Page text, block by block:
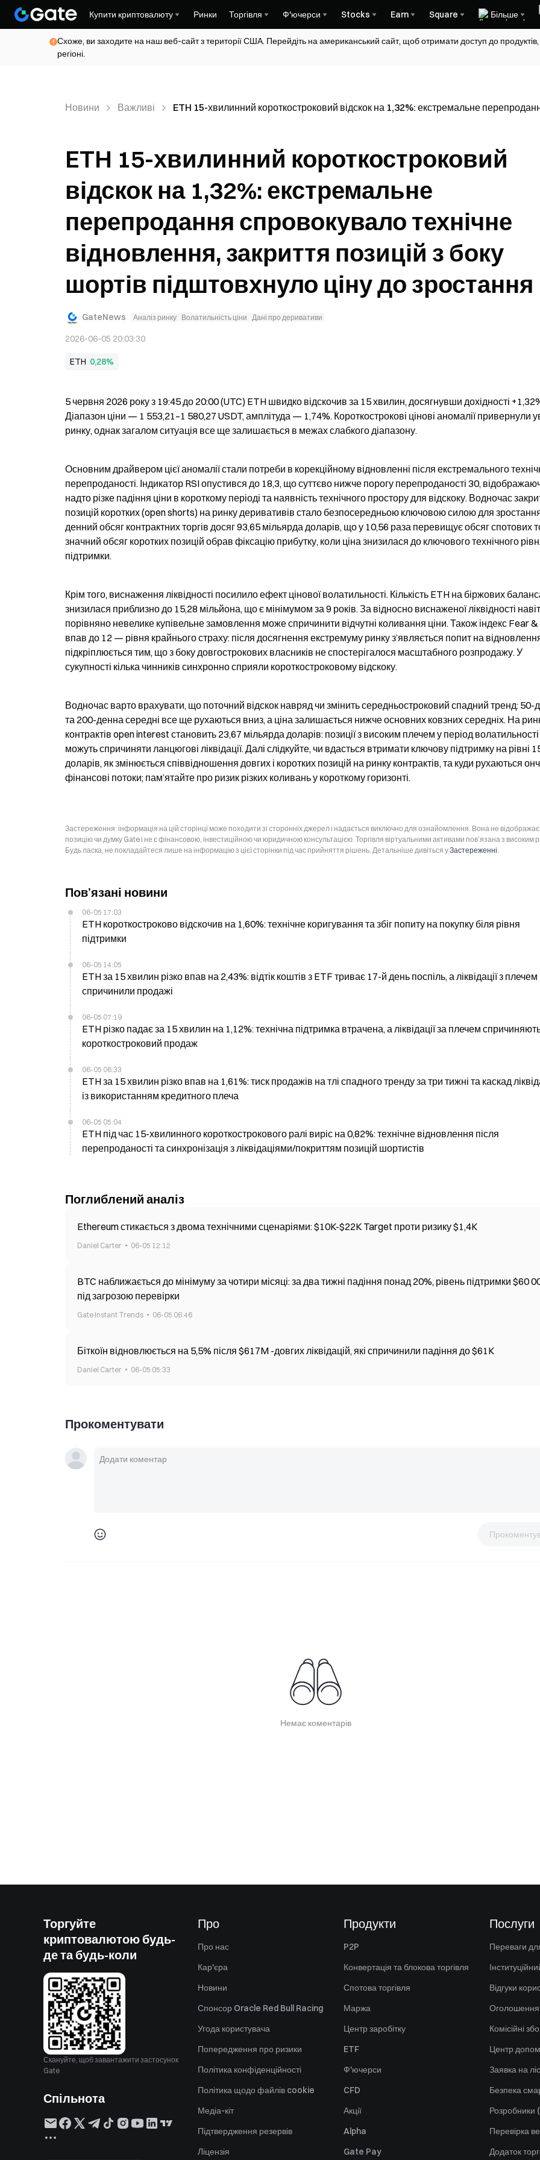
Купити криптовалюту Ринки Торгівля Ф'ючерси Stocks Earn Square Більше
Схоже, ви заходите на наш веб-сайт з території США. Перейдіть на американський сайт, щоб отримати доступ до
регіоні.
Новини Важливі ETH 15-хвилинний короткостроковий відскок на 1,32%: екстремальне
ETH 15-хвилинний короткостроковий
відскок на 1,32%: екстремальне
перепродання спровокувало технічне
відновлення, закриття позицій з боку
шортів підштовхнуло ціну до зростання
GateNews Аналіз ринку Волатильність ціни Дані про деривативи
2026-06-05 20:03:30
ETH 0,28%
5 червня 2026 року з 19:45 до 20:00 (UTC) ETH швидко відскочив за 15 хвилин, досягнувши дохідності
Діапазон ціни — 1 553,21–1 580,27 USDT, амплітуда — 1,74%. Короткострокові цінові аномалії привернули
ринку, однак загалом ситуація все ще залишається в межах слабкого діапазону.
Основним драйвером цієї аномалії стали потреби в корекційному відновленні після екстремального
перепроданості. Індикатор RSI опустився до 18,3, що суттєво нижче порогу перепроданості 30,
надто різке падіння ціни в короткому періоді та наявність технічного простору для відскоку. Водночас
позицій коротких (open shorts) на ринку деривативів стало безпосередньою ключовою силою для
денний обсяг контрактних торгів досяг 93,65 мільярда доларів, що у 10,56 раза перевищує обсяг спотових
значний обсяг коротких позицій обрав фіксацію прибутку, коли ціна знизилася до ключового технічного
підтримки.
Крім того, виснаження ліквідності посилило ефект цінової волатильності. Кількість ETH на біржових
знизилася приблизно до 15,28 мільйона, що є мінімумом за 9 років. За відносно виснаженої ліквідності
порівняно невелике купівельне замовлення може спричинити відчутні коливання ціни. Також індекс Fear
впав до 12 — рівня крайнього страху: після досягнення екстремуму ринку з’являється попит на
підкріплюється тим, що з боку довгострокових власників не спостерігалося масштабного розпродажу. У
сукупності кілька чинників синхронно сприяли короткостроковому відскоку.
Водночас варто врахувати, що поточний відскок навряд чи змінить середньостроковий спадний тренд: 50-
та 200-денна середні все ще рухаються вниз, а ціна залишається нижче основних ковзних середніх. На
контрактів open interest становить 23,67 мільярда доларів: позиції з високим плечем у період
можуть спричиняти ланцюгові ліквідації. Далі слідкуйте, чи вдасться втримати ключову підтримку на рівні
доларів, як змінюється співвідношення довгих і коротких позицій на ринку контрактів, та куди рухаються
фінансові потоки; пам’ятайте про ризик різких коливань у короткому горизонті.
Застереження: інформація на цій сторінці може походити зі сторонніх джерел і надається виключно для ознайомлення. Вона не відображає
позицію чи думку Gate і не є фінансовою, інвестиційною чи юридичною консультацією. Торгівля віртуальними активами пов’язана з високим
Будь ласка, не покладайтеся лише на інформацію з цієї сторінки під час прийняття рішень. Детальніше дивіться уЗастереженні.
Пов’язані новини
06-05 17:03
ETH короткостроково відскочив на 1,60%: технічне коригування та збіг попиту на покупку біля рівня
підтримки
06-05 14:05
ETH за 15 хвилин різко впав на 2,43%: відтік коштів з ETF триває 17-й день поспіль, а ліквідації з плечем
спричинили продажі
06-05 07:19
ETH різко падає за 15 хвилин на 1,12%: технічна підтримка втрачена, а ліквідації за плечем
короткостроковий продаж
06-05 06:33
ETH за 15 хвилин різко впав на 1,61%: тиск продажів на тлі спадного тренду за три тижні та каскад
із використанням кредитного плеча
06-05 05:04
ETH під час 15-хвилинного короткострокового ралі виріс на 0,82%: технічне відновлення після
перепроданості та синхронізація з ліквідаціями/покриттям позицій шортистів
Поглиблений аналіз
Ethereum стикається з двома технічними сценаріями: $10K-$22K Target проти ризику $1,4K
Daniel Carter 06-05 12:12
BTC наближається до мінімуму за чотири місяці: за два тижні падіння понад 20%, рівень підтримки $60
під загрозою перевірки
Gate Instant Trends 06-05 06:46
Біткоїн відновлюється на 5,5% після $617M -довгих ліквідацій, які спричинили падіння до $61K
Daniel Carter 06-05 05:33
Прокоментувати
Немає коментарів
Торгуйте
криптовалютою будь-
де та будь-коли
Скануйте, щоб завантажити застосунок
Gate
Спільнота
Про
Про нас
Кар'єра
Новини
Спонсор Oracle Red Bull Racing
Угода користувача
Попередження про ризики
Політика конфіденційності
Політика щодо файлів cookie
Медіа-кіт
Підтвердження резервів
Ліцензія
Продукти
P2P
Конвертація та блокова торгівля
Спотова торгівля
Маржа
Центр заробітку
ETF
Ф'ючерси
CFD
Акції
Alpha
Gate Pay
Послуги
Переваги
Відгуки
Оголошення
Комісійні
Центр
Заявка на
Безпека
Розробники
Перевірка
Додаток